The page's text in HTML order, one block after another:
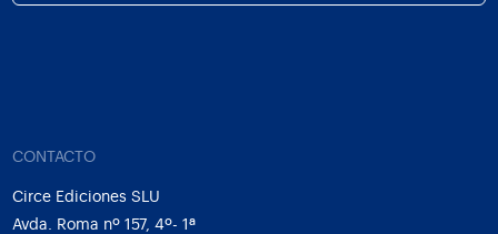
CONTACTO
Circe Ediciones SLU
Avda. Roma nº 157, 4º- 1ª